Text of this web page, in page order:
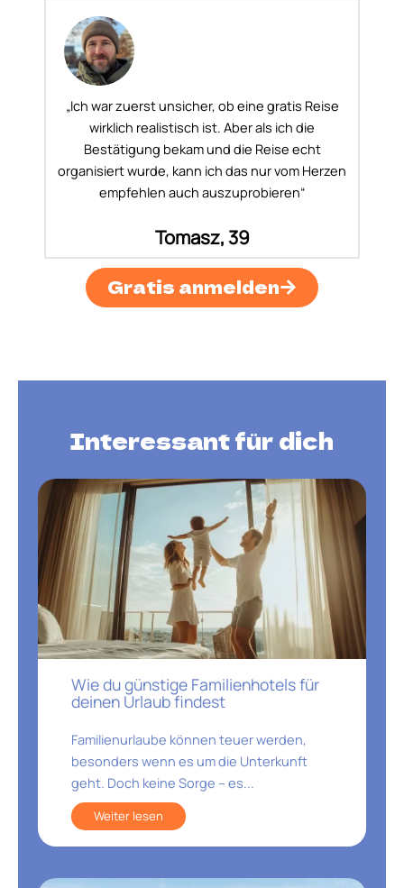
„Ich war zuerst unsicher, ob eine gratis Reise
wirklich realistisch ist. Aber als ich die
Bestätigung bekam und die Reise echt
organisiert wurde, kann ich das nur vom Herzen
empfehlen auch auszuprobieren“
Tomasz, 39
Gratis anmelden
Interessant für dich
Wie du günstige Familienhotels für
deinen Urlaub findest
Familienurlaube können teuer werden,
besonders wenn es um die Unterkunft
geht. Doch keine Sorge – es...
Weiter lesen